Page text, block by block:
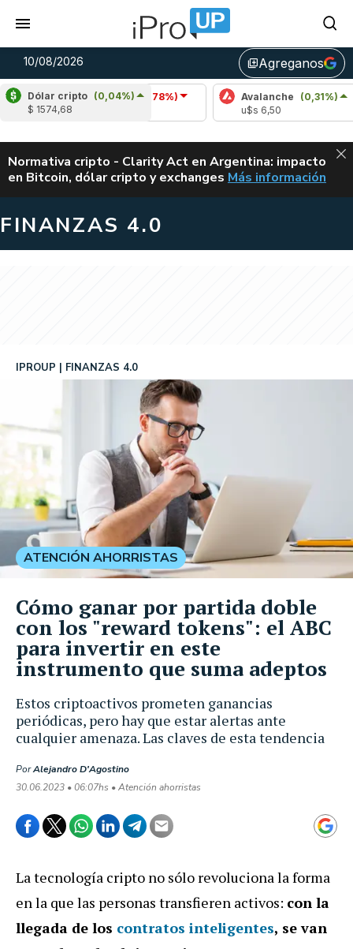
10/08/2026 library_addAgreganos
Dólar cripto (0,04%)
$ 1574,68
Cardano (-0,78%)
u$s 0,20
Avalanche (0,31%)
ALERTA
Normativa cripto - Clarity Act en Argentina: impacto
en Bitcoin, dólar cripto y exchanges CLARITY ACT EN
Más información
FINANZAS 4.0
Estos criptoactivos prometen ganancias
periódicas, pero hay que estar alertas ante
cualquier amenaza. Las claves de esta tendencia
IPROUP FINANZAS 4.0
PorAlejandro D'Agostino
30.06.2023 • 06:07hs • Atención ahorristas
ATENCIÓN AHORRISTAS
Cómo ganar por partida doble
con los "reward tokens": el ABC
para invertir en este
instrumento que suma adeptos
La tecnología cripto no sólo revoluciona la forma
en la que las personas transfieren activos: con la
llegada de los contratos inteligentes, se van